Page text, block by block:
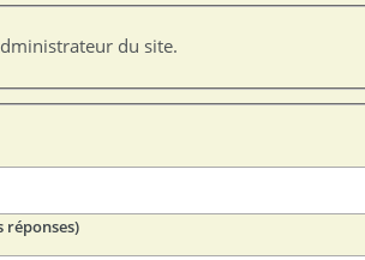
du site.
réponses)